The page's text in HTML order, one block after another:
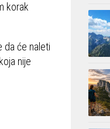
korak
da će naleti
nije